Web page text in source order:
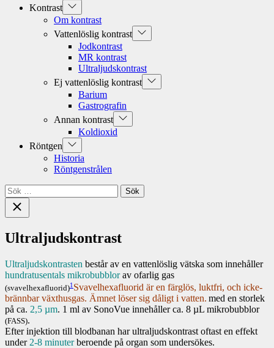
Kontrast Show
sub
menu
Om kontrast
Vattenlöslig kontrast Show
sub
Jodkontrast
MR kontrast
Ultraljudskontrast
Ej vattenlöslig kontrast Show
sub
Barium
Gastrografin
Annan kontrast Show
sub
Koldioxid
Röntgen Show
sub
menu
Historia
Röntgenstrålen
Sök
efter:
Close
search
Ultraljudskontrast
Ultraljudskontrasten består av en vattenlöslig vätska som innehåller
hundratusentals mikrobubblorav ofarlig gas
(svavelhexafluorid)1 Svavelhexafluorid är en färglös, luktfri, och icke-
brännbar växthusgas. Ämnet löser sig dåligt i vatten. med en storlek
på ca. 2,5 µm. 1 ml av SonoVue innehåller ca. 8 µL mikrobubblor
(FASS).
Efter injektion till blodbanan har ultraljudskontrast oftast en effekt
under 2-8 minuterberoende på organ som undersökes.